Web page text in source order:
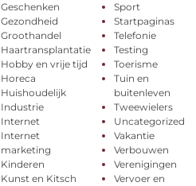
Geschenken
Gezondheid
Groothandel
Haartransplantatie
Hobby en vrije tijd
Horeca
Huishoudelijk
Industrie
Internet
Internet
marketing
Kinderen
Kunst en Kitsch
Sport
Startpaginas
Telefonie
Testing
Toerisme
Tuin en
buitenleven
Tweewielers
Uncategorized
Vakantie
Verbouwen
Verenigingen
Vervoer en